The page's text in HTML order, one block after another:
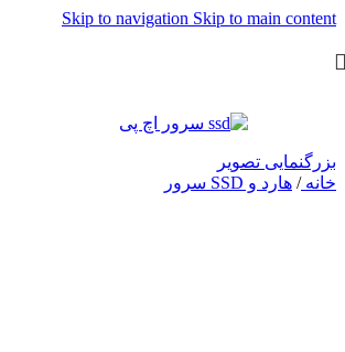
Skip to navigation Skip to main content
بزرگنمایی تصویر
خانه/ هارد و SSD سرور